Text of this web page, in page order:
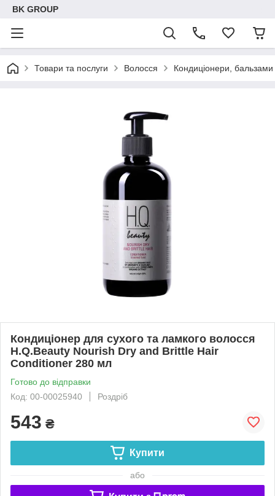
BK GROUP
Товари та послуги Волосся Кондиціонери,
Кондиціонер для сухого та ламкого волосся
H.Q.Beauty Nourish Dry and Brittle Hair
Conditioner 280 мл
Готово до відправки
Код: 00-00025940
Роздріб
543 ₴
Купити
або